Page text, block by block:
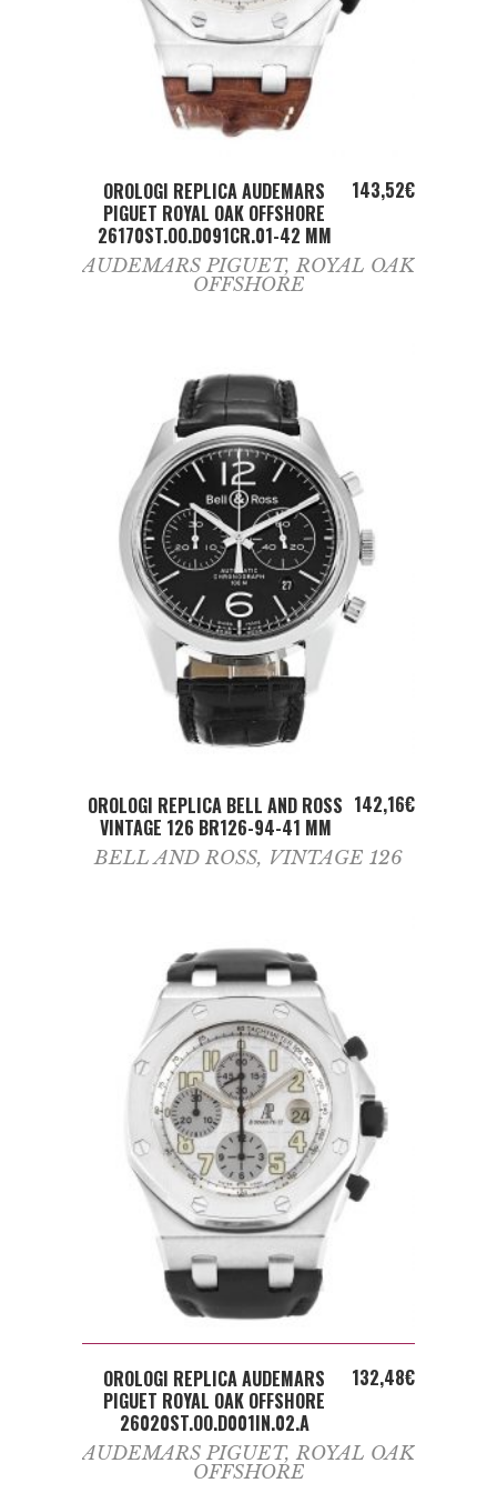
ADD TO CART
OROLOGI REPLICA AUDEMARS
PIGUET ROYAL OAK OFFSHORE
26170ST.OO.D091CR.01-42 MM
143,52€
AUDEMARS PIGUET, ROYAL OAK
OFFSHORE
ADD TO CART
OROLOGI REPLICA BELL AND ROSS
VINTAGE 126 BR126-94-41 MM
142,16€
BELL AND ROSS, VINTAGE 126
ADD TO CART
OROLOGI REPLICA AUDEMARS
PIGUET ROYAL OAK OFFSHORE
26020ST.OO.D001IN.02.A
132,48€
AUDEMARS PIGUET, ROYAL OAK
OFFSHORE